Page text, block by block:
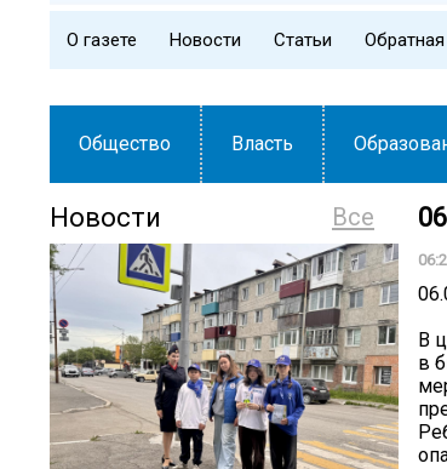
О газете Новости Статьи
Общество Власть
Все
Новости
В
в